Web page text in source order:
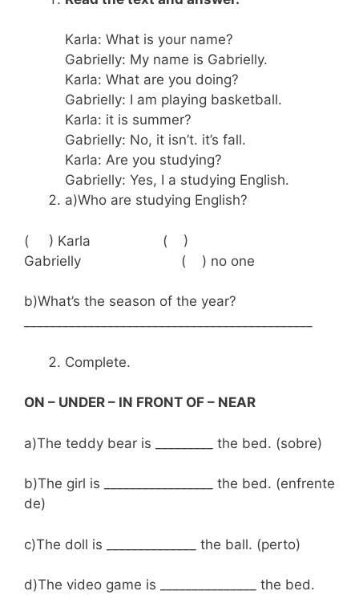
Karla: What is your name?
Gabrielly: My name is Gabrielly.
Karla: What are you doing?
Gabrielly: I am playing basketball.
Karla: it is summer?
Gabrielly: No, it isn’t. it’s fall.
Karla: Are you studying?
Gabrielly: Yes, I a studying English.
a)Who are studying English?
( ) Karla ( )
Gabrielly ( ) no one
b)What’s the season of the year?
Complete.
ON – UNDER – IN FRONT OF – NEAR
a)The teddy bear is _________ the bed. (sobre)
b)The girl is _________________ the bed. (enfrente
de)
c)The doll is ______________ the ball. (perto)
d)The video game is _______________ the bed.